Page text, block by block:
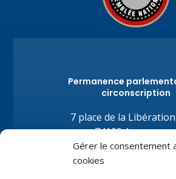
Gérer le consentement
cookies
Permanence
circonscription
7 place de la
74100
Tél.+33